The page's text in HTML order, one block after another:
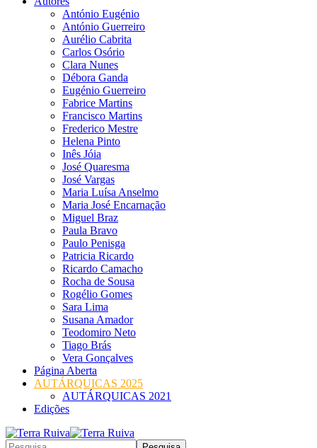
António Eugénio
António Guerreiro
Aurélio Cabrita
Carlos Osório
Clara Nunes
Débora Ganda
Eugénio Guerreiro
Fabrice Martins
Francisco Martins
Frederico Mestre
Helena Pinto
Inês Jóia
José Quaresma
José Vargas
Maria Luísa Anselmo
Maria José Encarnação
Miguel Braz
Paula Bravo
Paulo Penisga
Patricia Ricardo
Ricardo Camacho
Rocha de Sousa
Rogélio Gomes
Sara Lima
Susana Amador
Teodomiro Neto
Tiago Brás
Vera Gonçalves
Página Aberta
AUTÁRQUICAS 2025
AUTÁRQUICAS 2021
Edições